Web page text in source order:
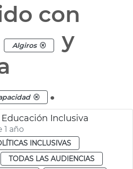
con
Algiros
y
.
Inclusiva
1 año
INCLUSIVAS
TODAS LAS AUDIENCIAS